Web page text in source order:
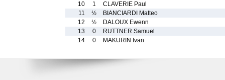
10
1
CLAVERIE Paul
11
½
BIANCIARDI Matteo
12
½
DALOUX Ewenn
13
0
RUTTNER Samuel
14
0 MAKURIN Ivan